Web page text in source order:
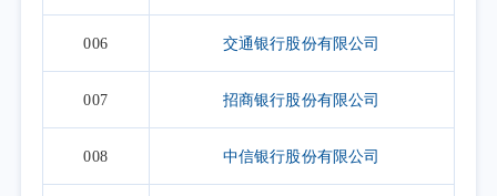
006 交通银行股份有限公司
007 招商银行股份有限公司
008 中信银行股份有限公司